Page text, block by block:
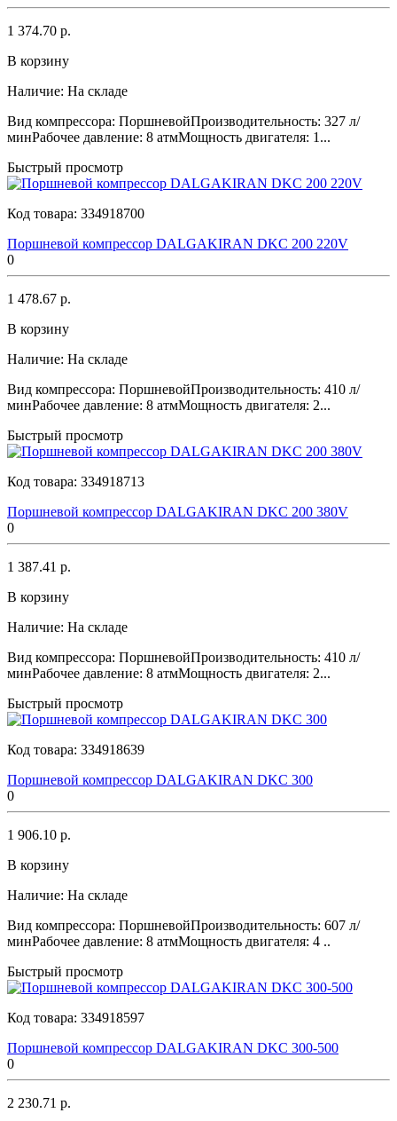
1 374.70 р.
В корзину
Наличие: На складе
Вид компрессора: ПоршневойПроизводительность: 327 л/
минРабочее давление: 8 атмМощность двигателя: 1...
Быстрый просмотр
Код товара: 334918700
Поршневой компрессор DALGAKIRAN DKC 200 220V
0
1 478.67 р.
В корзину
Наличие: На складе
Вид компрессора: ПоршневойПроизводительность: 410 л/
минРабочее давление: 8 атмМощность двигателя: 2...
Быстрый просмотр
Код товара: 334918713
Поршневой компрессор DALGAKIRAN DKC 200 380V
0
1 387.41 р.
В корзину
Наличие: На складе
Вид компрессора: ПоршневойПроизводительность: 410 л/
минРабочее давление: 8 атмМощность двигателя: 2...
Быстрый просмотр
Код товара: 334918639
Поршневой компрессор DALGAKIRAN DKC 300
0
1 906.10 р.
В корзину
Наличие: На складе
Вид компрессора: ПоршневойПроизводительность: 607 л/
минРабочее давление: 8 атмМощность двигателя: 4 ..
Быстрый просмотр
Код товара: 334918597
Поршневой компрессор DALGAKIRAN DKC 300-500
0
2 230.71 р.